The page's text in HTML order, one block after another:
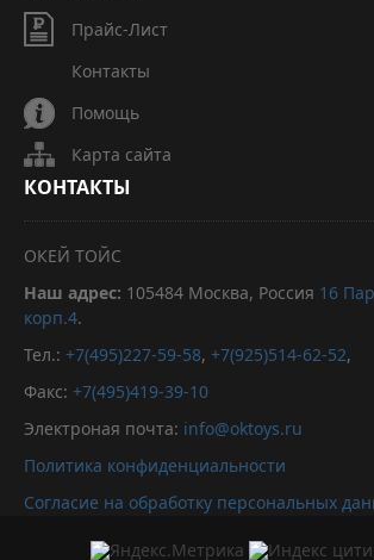
Прайс-Лист
Контакты
Помощь
Карта сайта
КОНТАКТЫ
ОКЕЙ ТОЙС
Наш адрес: 105484 Москва, Россия 16
корп.4.
Тел.: +7(495)227-59-58, +7(925)514-62-52,
Факс: +7(495)419-39-10
Электроная почта: info@oktoys.ru
Политика конфиденциальности
Согласие на обработку персональных